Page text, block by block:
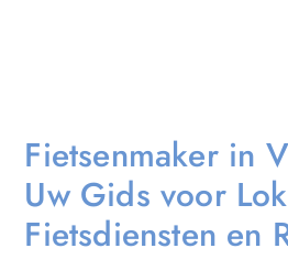
Fietsenmaker in
Uw Gids voor
Fietsdiensten en